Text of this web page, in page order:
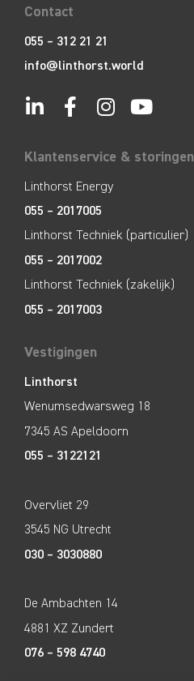
Contact
055 – 312 21 21
info@linthorst.world
Klantenservice & storingen
Linthorst Energy
055 – 2017005
Linthorst Techniek (particulier)
055 – 2017002
Linthorst Techniek (zakelijk)
055 – 2017003
Vestigingen
Linthorst
Wenumsedwarsweg 18
7345 AS Apeldoorn
055 – 3122121
Overvliet 29
3545 NG Utrecht
030 – 3030880
De Ambachten 14
4881 XZ Zundert
076 – 598 4740